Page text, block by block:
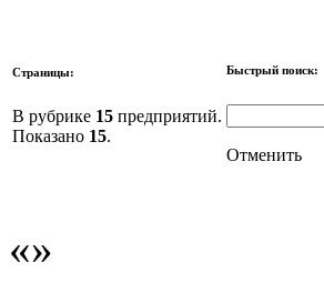
Страницы:
В рубрике 15 предприятий.
Показано 15.
Быстрый поиск:
Отменить